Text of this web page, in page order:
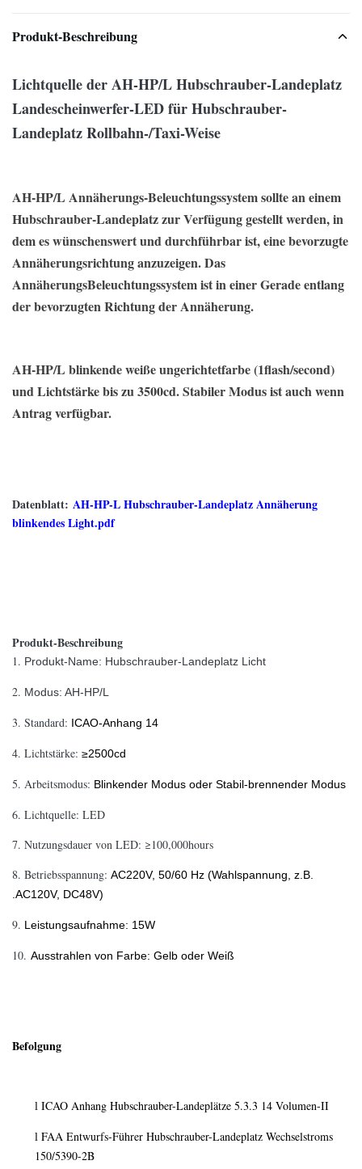
Produkt-Beschreibung
Lichtquelle der AH-HP/L Hubschrauber-Landeplatz
Landescheinwerfer-LED für Hubschrauber-
Landeplatz Rollbahn-/Taxi-Weise
AH-HP/L Annäherungs-Beleuchtungssystem sollte an einem
Hubschrauber-Landeplatz zur Verfügung gestellt werden, in
dem es wünschenswert und durchführbar ist, eine bevorzugte
Annäherungsrichtung anzuzeigen. Das
AnnäherungsBeleuchtungssystem ist in einer Gerade entlang
der bevorzugten Richtung der Annäherung.
AH-HP/L blinkende weiße ungerichtetfarbe (1flash/second)
und Lichtstärke bis zu 3500cd. Stabiler Modus ist auch wenn
Antrag verfügbar.
Datenblatt: AH-HP-L Hubschrauber-Landeplatz Annäherung
blinkendes Light.pdf
Produkt-Beschreibung
1. Produkt-Name: Hubschrauber-Landeplatz Licht
2. Modus: AH-HP/L
3. Standard: ICAO-Anhang 14
4. Lichtstärke: ≥2500cd
5. Arbeitsmodus: Blinkender Modus oder Stabil-brennender Modus
6. Lichtquelle: LED
7. Nutzungsdauer von LED: ≥100,000hours
8. Betriebsspannung: AC220V, 50/60 Hz (Wahlspannung, z.B.
.AC120V, DC48V)
9. Leistungsaufnahme: 15W
10. Ausstrahlen von Farbe: Gelb oder Weiß
Befolgung
l ICAO Anhang Hubschrauber-Landeplätze 5.3.3 14 Volumen-II
l FAA Entwurfs-Führer Hubschrauber-Landeplatz Wechselstroms
150/5390-2B